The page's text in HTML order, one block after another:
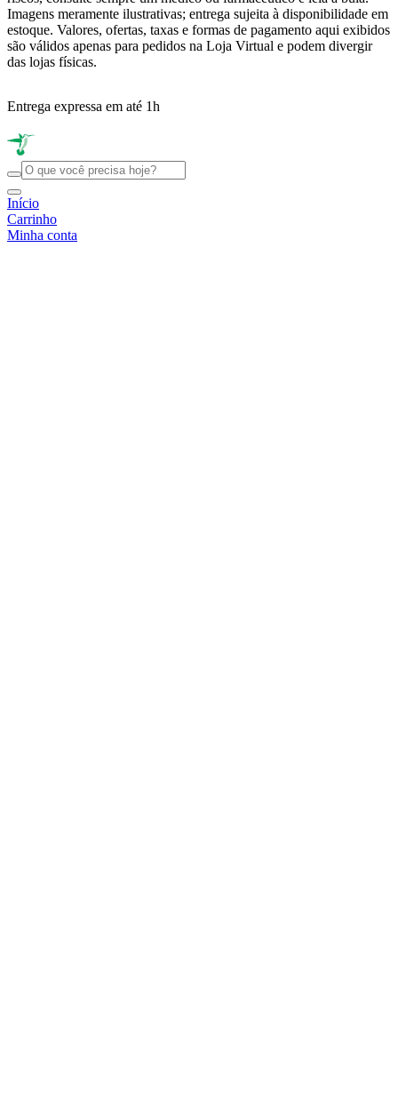
Imagens meramente ilustrativas; entrega sujeita à disponibilidade em
estoque. Valores, ofertas, taxas e formas de pagamento aqui exibidos
são válidos apenas para pedidos na Loja Virtual e podem divergir
das lojas físicas.
Entrega expressa em até 1h
Início
Carrinho
Minha conta